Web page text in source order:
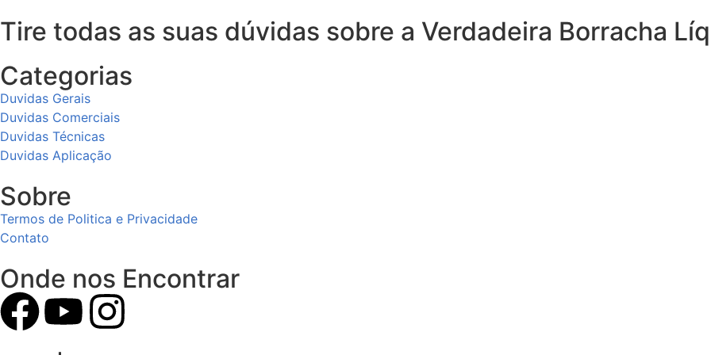
Tire todas as suas dúvidas sobre a Verdadeira Borracha
Categorias
Duvidas Gerais
Duvidas Comerciais
Duvidas Técnicas
Duvidas Aplicação
Sobre
Termos de Politica e Privacidade
Contato
Onde nos Encontrar